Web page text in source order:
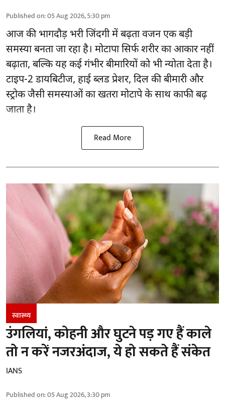
Published on:05 Aug 2026, 5:30 pm
आज की भागदौड़ भरी जिंदगी में बढ़ता वजन एक बड़ी
समस्या बनता जा रहा है। मोटापा सिर्फ शरीर का आकार नहीं
बढ़ाता, बल्कि यह कई गंभीर बीमारियों को भी न्योता देता है।
टाइप-2 डायबिटीज, हाई ब्लड प्रेशर, दिल की बीमारी और
स्ट्रोक जैसी समस्याओं का खतरा मोटापे के साथ काफी बढ़
जाता है।
Read More
स्वास्थ्य
उंगलियां, कोहनी और घुटने पड़ गए हैं काले
तो न करें नजरअंदाज, ये हो सकते हैं संकेत
IANS
Published on:05 Aug 2026, 3:30 pm